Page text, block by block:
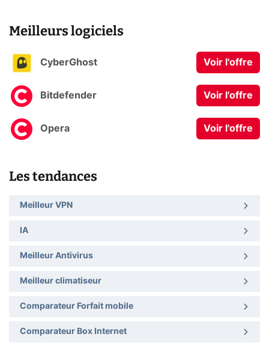
Meilleurs logiciels
CyberGhost Voir l'offre
Bitdefender Voir l'offre
Opera Voir l'offre
Les tendances
Meilleur VPN
IA
Meilleur Antivirus
Meilleur climatiseur
Comparateur Forfait mobile
Comparateur Box Internet